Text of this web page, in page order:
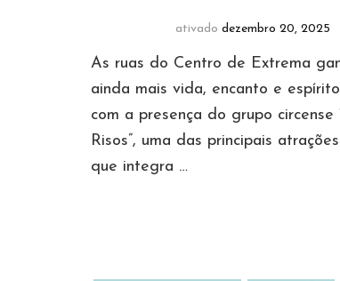
ativadodezembro 20, 2025
As ruas do Centro de Extrema
ainda mais vida, encanto e
com a presença do grupo circense
Risos”, uma das principais
que integra …